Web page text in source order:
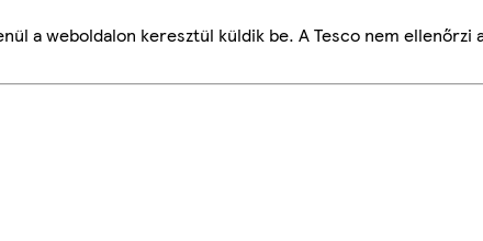
a weboldalon keresztül küldik be. A Tesco nem ellenőrzi